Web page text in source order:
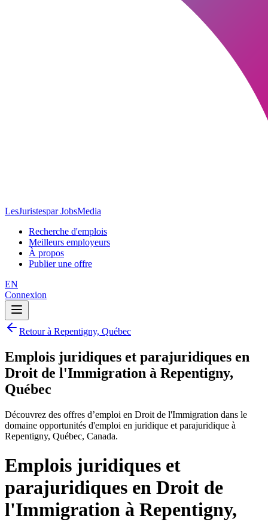
LesJuristespar JobsMedia
Recherche d'emplois
Meilleurs employeurs
À propos
Publier une offre
EN
Connexion
Retour à Repentigny, Québec
Emplois juridiques et parajuridiques en
Droit de l'Immigration à Repentigny,
Québec
Découvrez des offres d’emploi en Droit de l'Immigration dans le
domaine opportunités d'emploi en juridique et parajuridique à
Repentigny, Québec, Canada.
Emplois juridiques et
parajuridiques en Droit de
l'Immigration à Repentigny,